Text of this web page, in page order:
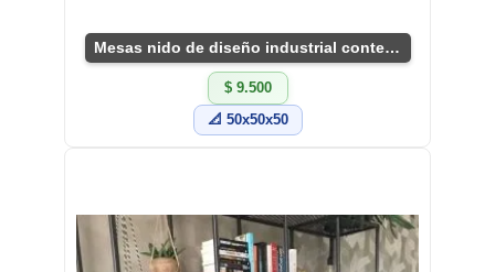
Mesas nido de diseño industrial contemporáneo
$ 9.500
📐 50x50x50